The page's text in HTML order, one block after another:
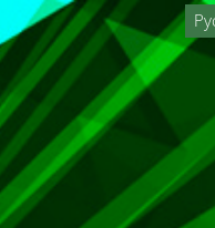
Перейти к основному